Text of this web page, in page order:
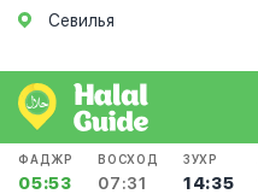
Севилья
ФАДЖР
05:53
ВОСХОД
07:31
ЗУХР
14:35